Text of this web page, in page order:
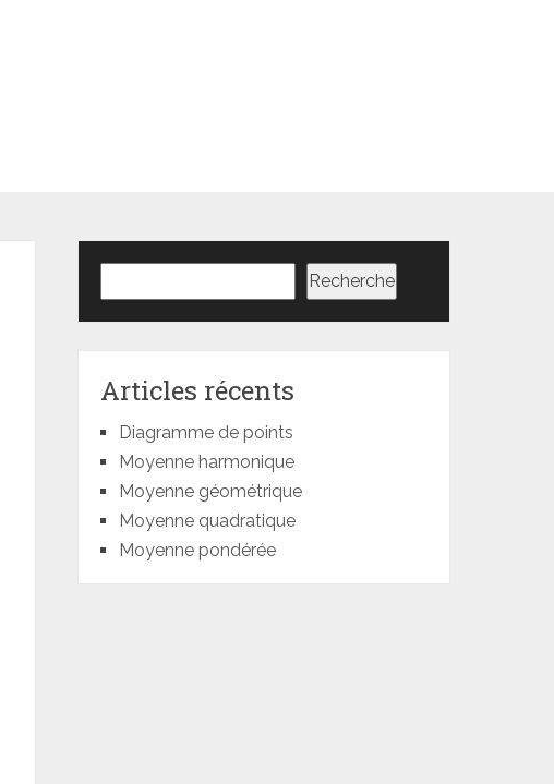
Recherche
Articles récents
Diagramme de points
Moyenne harmonique
Moyenne géométrique
Moyenne quadratique
Moyenne pondérée